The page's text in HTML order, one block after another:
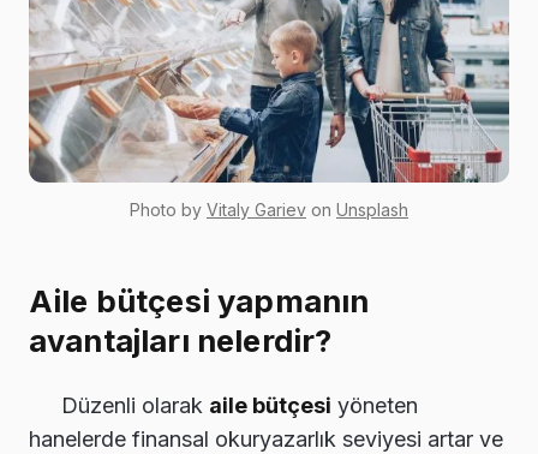
Photo by Vitaly Gariev on Unsplash
Aile bütçesi yapmanın
avantajları nelerdir?
Düzenli olarak aile bütçesi yöneten
hanelerde finansal okuryazarlık seviyesi artar ve